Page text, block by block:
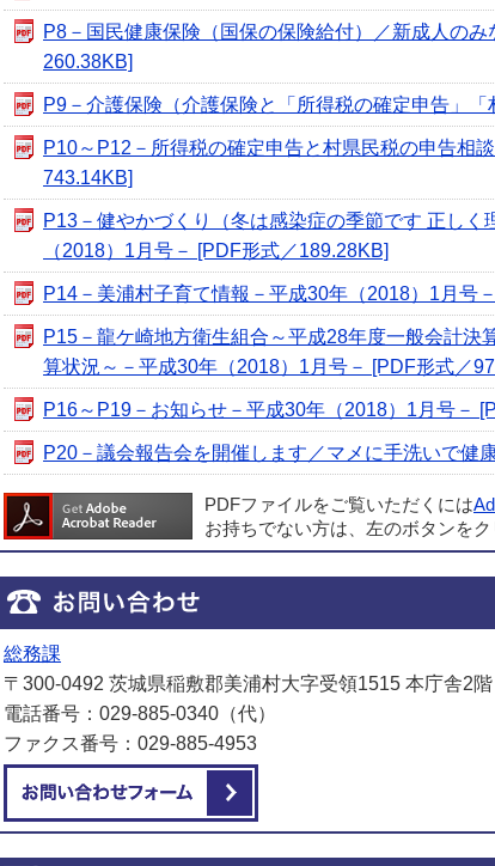
P8－国民健康保険（国保の保険給付）／新成人の
260.38KB]
P9－介護保険（介護保険と「所得税の確定申告」
P10～P12－所得税の確定申告と村県民税の申告相
743.14KB]
P13－健やかづくり（冬は感染症の季節です 正し
（2018）1月号－ [PDF形式／189.28KB]
P14－美浦村子育て情報－平成30年（2018）1月号
P15－龍ケ崎地方衛生組合～平成28年度一般会計
算状況～－平成30年（2018）1月号－ [PDF形式／
P16～P19－お知らせ－平成30年（2018）1月号－
P20－議会報告会を開催します／マメに手洗いで健
PDFファイルをご覧いただくには
お持ちでない方は、左のボタンをク
総務課
〒300-0492 茨城県稲敷郡美浦村大字受領1515 本庁舎2階
電話番号：029-885-0340（代）
ファクス番号：029-885-4953